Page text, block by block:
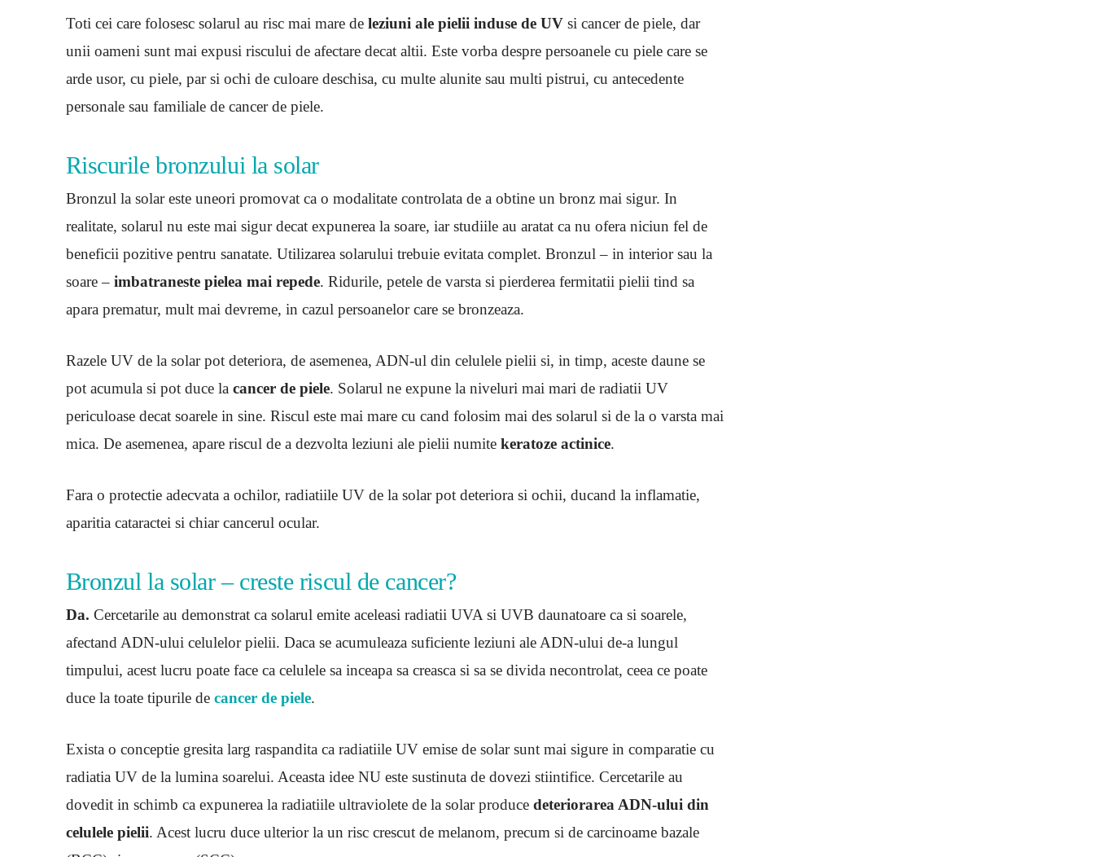
Toti cei care folosesc solarul au risc mai mare de leziuni ale pielii induse de UVsi cancer de piele, dar
unii oameni sunt mai expusi riscului de afectare decat altii. Este vorba despre persoanele cu piele care se
arde usor, cu piele, par si ochi de culoare deschisa, cu multe alunite sau multi pistrui, cu antecedente
personale sau familiale de cancer de piele.
Riscurile bronzului la solar
Bronzul la solar este uneori promovat ca o modalitate controlata de a obtine un bronz mai sigur. In
realitate, solarul nu este mai sigur decat expunerea la soare, iar studiile au aratat ca nu ofera niciun fel de
beneficii pozitive pentru sanatate. Utilizarea solarului trebuie evitata complet. Bronzul – in interior sau la
soare – imbatraneste pielea mai repede. Ridurile, petele de varsta si pierderea fermitatii pielii tind sa
apara prematur, mult mai devreme, in cazul persoanelor care se bronzeaza.
Razele UV de la solar pot deteriora, de asemenea, ADN-ul din celulele pielii si, in timp, aceste daune se
pot acumula si pot duce la cancer de piele. Solarul ne expune la niveluri mai mari de radiatii UV
periculoase decat soarele in sine. Riscul este mai mare cu cand folosim mai des solarul si de la o varsta mai
mica. De asemenea, apare riscul de a dezvolta leziuni ale pielii numite keratoze actinice.
Fara o protectie adecvata a ochilor, radiatiile UV de la solar pot deteriora si ochii, ducand la inflamatie,
aparitia cataractei si chiar cancerul ocular.
Bronzul la solar – creste riscul de cancer?
Da. Cercetarile au demonstrat ca solarul emite aceleasi radiatii UVA si UVB daunatoare ca si soarele,
afectand ADN-ului celulelor pielii. Daca se acumuleaza suficiente leziuni ale ADN-ului de-a lungul
timpului, acest lucru poate face ca celulele sa inceapa sa creasca si sa se divida necontrolat, ceea ce poate
duce la toate tipurile de cancer de piele.
Exista o conceptie gresita larg raspandita ca radiatiile UV emise de solar sunt mai sigure in comparatie cu
radiatia UV de la lumina soarelui. Aceasta idee NU este sustinuta de dovezi stiintifice. Cercetarile au
dovedit in schimb ca expunerea la radiatiile ultraviolete de la solar producedeteriorarea ADN-ului din
celulele pielii. Acest lucru duce ulterior la un risc crescut de melanom, precum si de carcinoame bazale